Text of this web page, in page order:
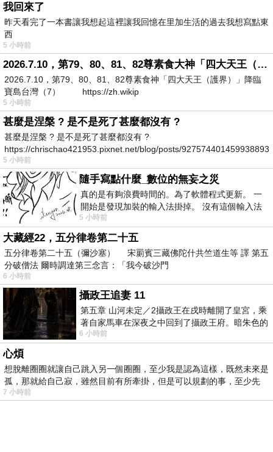
我回來了
昨天看完了一本書讓我想起這裡讓我回憶在里加生活的過去我想寫點東
西
5 小時前
2026.7.10，第79、80、81、82尊素食大神「四大天王（護界）」降臨寶島台灣（7）
2026.7.10，第79、80、81、82尊素食神「四大天王（護界）」降臨
寶島台灣（7） https://zh.wikip
5 小時前
甚麼是涅槃 ? 是不是死了甚麼都沒有 ?
甚麼是涅槃 ? 是不是死了甚麼都沒有 ?
https://chrischao421953.pixnet.net/blog/posts/927574401459938893
5 小時前
隨手寫點什麼_數位的無妄之災
真的是有夠浪費時間的。為了軟體程式更新。 一
開始是發現加裝的輸入法掛掉。 沒有這個輸入法
我打字的速度會從一分鐘幾十字降
5 小時前
大藏經22，五分律卷第二十五
五分律卷第二十五（彌沙塞） 宋罽賓三藏佛陀什共竺道生等 譯 第五
分破僧法 爾時調達第三念言：「我今破沙門
6 小時前
攝政王追妻 11
第五章 山河未定／2攝政王在戌時離開了皇宮，乘
著自家馬車在深夜之中回到了攝政王府。暗朱色的
大門上方掛了兩只燃著燭火的燈籠，正
6 小時前
心煩
想脫離圈圈就讓自己跳入另一個圈圈，至少我是認為這樣，既然未來是
孤，那就給自己寂，雖然目前有所牽掛，但是可以規劃的事，至少先
7 小時前